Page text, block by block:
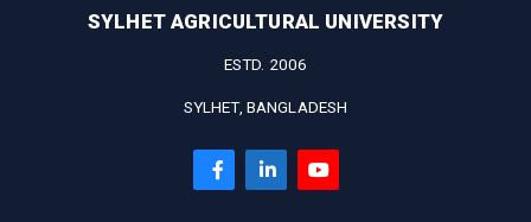
SYLHET AGRICULTURAL UNIVERSITY
ESTD. 2006
SYLHET, BANGLADESH